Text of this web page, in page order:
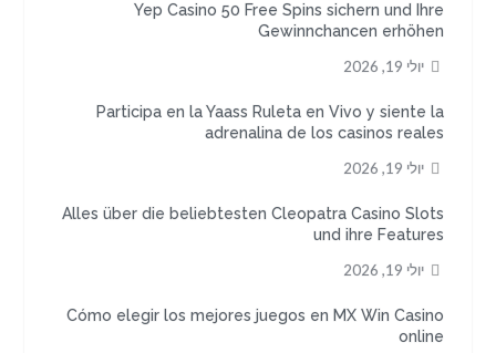
Yep Casino 50 Free Spins sichern und Ihre
Gewinnchancen erhöhen
יולי 19, 2026
Participa en la Yaass Ruleta en Vivo y siente la
adrenalina de los casinos reales
יולי 19, 2026
Alles über die beliebtesten Cleopatra Casino Slots
und ihre Features
יולי 19, 2026
Cómo elegir los mejores juegos en MX Win Casino
online